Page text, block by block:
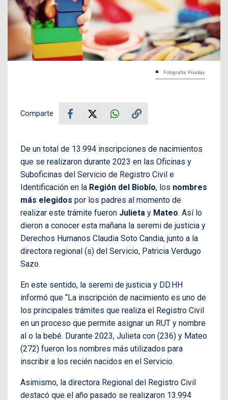
Fotografía: Pixabay
Comparte
De un total de 13.994 inscripciones de nacimientos
que se realizaron durante 2023 en las Oficinas y
Suboficinas del Servicio de Registro Civil e
Identificación en la Región del Biobío, los nombres
más elegidos por los padres al momento de
realizar este trámite fueron Julieta y Mateo. Así lo
dieron a conocer esta mañana la seremi de justicia y
Derechos Humanos Claudia Soto Candia, junto a la
directora regional (s) del Servicio, Patricia Verdugo
Sazo.
En este sentido, la seremi de justicia y DD.HH
informó que “La inscripción de nacimiento es uno de
los principales trámites que realiza el Registro Civil
en un proceso que permite asignar un RUT y nombre
al o la bebé. Durante 2023, Julieta con (236) y Mateo
(272) fueron los nombres más utilizados para
inscribir a los recién nacidos en el Servicio.
Asimismo, la directora Regional del Registro Civil
destacó que el año pasado se realizaron 13.994